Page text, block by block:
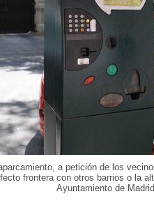
a petición de los
frontera con otros barrios o la
Ayuntamiento de